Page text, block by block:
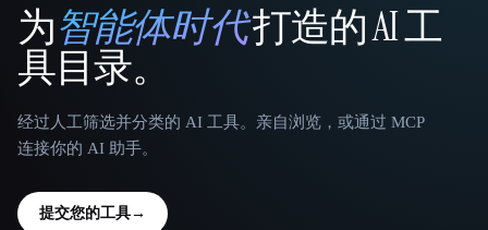
That AI Collection
为智能体时代打造的 AI 工
具目录。
经过人工筛选并分类的 AI 工具。亲自浏览，或通过 MCP
连接你的 AI 助手。
提交您的工具→